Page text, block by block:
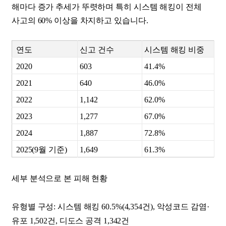
해마다 증가 추세가 뚜렷하며 특히 시스템 해킹이 전체
사고의 60% 이상을 차지하고 있습니다.
연도 신고 건수
시스템 해킹 비중
2020
603
41.4%
2021
640
46.0%
2022
1,142
62.0%
2023
1,277
67.0%
2024
1,887
72.8%
2025(9월 기준)
1,649 61.3%
세부 분석으로 본 피해 현황
유형별 구성: 시스템 해킹 60.5%(4,354건), 악성코드 감염·
유포 1,502건, 디도스 공격 1,342건